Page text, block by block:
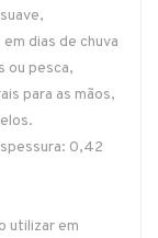
dias de chuva
ou pesca,
para as mãos,
0,42
utilizar em